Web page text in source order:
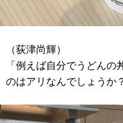
（荻津尚輝）
「例えば自分でうどん
のはアリなんでしょうか